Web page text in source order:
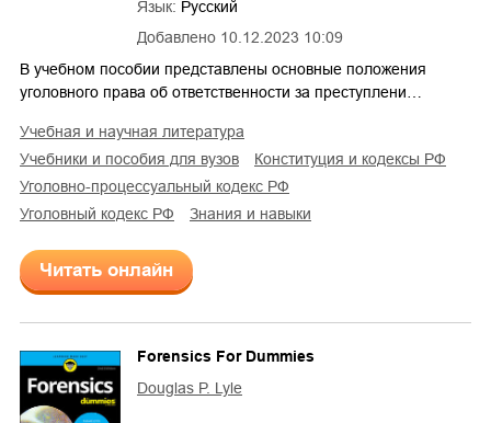
Добавлено 10.12.2023 10:09
Язык: Русский
В учебном пособии представлены основные положения
уголовного права об ответственности за преступлени…
учебная и научная литература
учебники и пособия для вузов
конституция и кодексы РФ
уголовно-процессуальный кодекс РФ
уголовный кодекс РФ
знания и навыки
Читать онлайн
Forensics For Dummies
Douglas P. Lyle